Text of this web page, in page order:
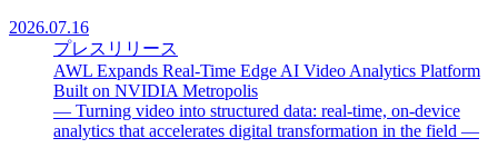
2026.07.16
プレスリリース
AWL Expands Real-Time Edge AI Video Analytics Platform
Built on NVIDIA Metropolis
— Turning video into structured data: real-time, on-device
analytics that accelerates digital transformation in the field —